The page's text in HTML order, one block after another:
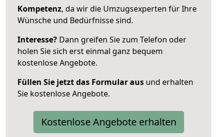
Kompetenz, da wir die Umzugsexperten für Ihre
Wünsche und Bedürfnisse sind.
Interesse? Dann greifen Sie zum Telefon oder
holen Sie sich erst einmal ganz bequem
kostenlose Angebote.
Füllen Sie jetzt das Formular aus und erhalten
Sie kostenlose Angebote.
Kostenlose Angebote erhalten